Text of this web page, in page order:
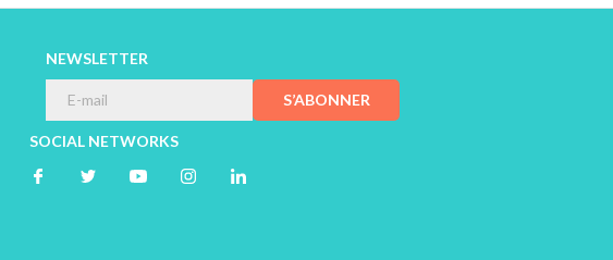
NEWSLETTER
S’ABONNER
SOCIAL NETWORKS